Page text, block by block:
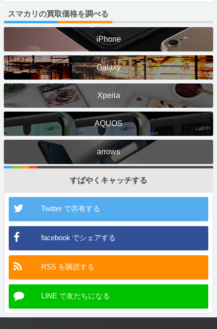
スマカリの買取価格を調べる
iPhone
Galaxy
Xperia
AQUOS
arrows
すばやくキャッチする
Twitter で共有する
facebook でシェアする
RSS を購読する
LINE で友だちになる